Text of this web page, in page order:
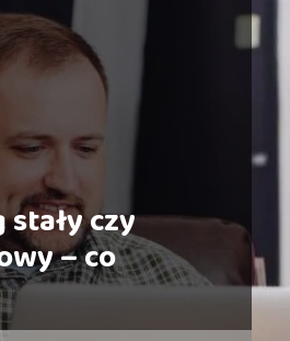
czy
– co